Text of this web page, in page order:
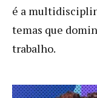
é a
temas que
trabalho.